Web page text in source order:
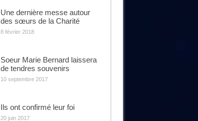
Une dernière messe autour
des sœurs de la Charité
8 février 2018
Soeur Marie Bernard laissera
de tendres souvenirs
10 septembre 2017
Ils ont confirmé leur foi
20 juin 2017